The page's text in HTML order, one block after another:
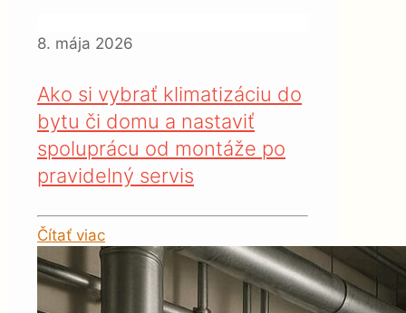
8. mája 2026
Ako si vybrať klimatizáciu do
bytu či domu a nastaviť
spoluprácu od montáže po
pravidelný servis
Čítať viac